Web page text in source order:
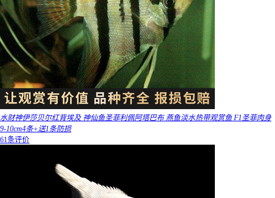
水财神伊莎贝尔红背埃及 神仙鱼圣菲利佩阿塔巴布 燕鱼淡水热带观赏鱼 F1圣菲肉身
9-10cm4条+送1条防损
61条评价